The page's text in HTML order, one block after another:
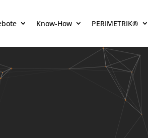
Know-How PERIMETRIK®